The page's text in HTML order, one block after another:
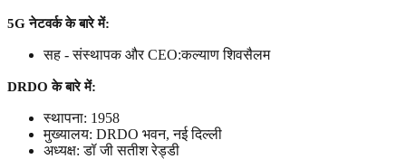
5Gनेटवर्क के बारे में:
सह - संस्थापक और CEO:कल्याण शिवसैलम
DRDOके बारे में:
स्थापना: 1958
मुख्यालय: DRDO भवन, नई दिल्ली
अध्यक्ष: डॉ जी सतीश रेड्डी